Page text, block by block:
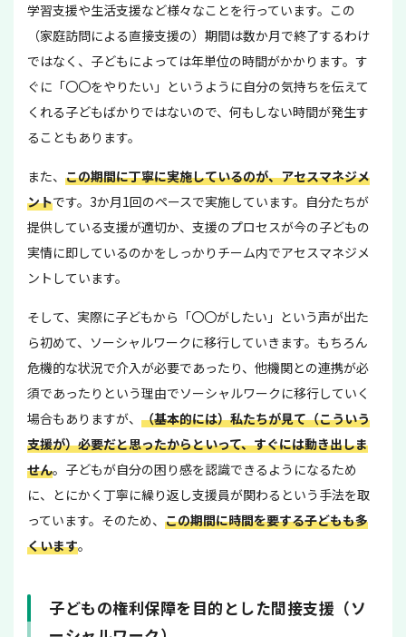
学習支援や生活支援など様々なことを行っています。この
（家庭訪問による直接支援の）期間は数か月で終了するわけ
ではなく、子どもによっては年単位の時間がかかります。す
ぐに「〇〇をやりたい」というように自分の気持ちを伝えて
くれる子どもばかりではないので、何もしない時間が発生す
ることもあります。
また、 この期間に丁寧に実施しているのが、アセスマネジメ
ントです。3か月1回のペースで実施しています。自分たちが
提供している支援が適切か、支援のプロセスが今の子どもの
実情に即しているのかをしっかりチーム内でアセスマネジメ
ントしています。
そして、実際に子どもから「〇〇がしたい」という声が出た
ら初めて、ソーシャルワークに移行していきます。もちろん
危機的な状況で介入が必要であったり、他機関との連携が必
須であったりという理由でソーシャルワークに移行していく
場合もありますが、 （基本的には）私たちが見て（こういう
支援が）必要だと思ったからといって、すぐには動き出しま
せん。子どもが自分の困り感を認識できるようになるため
に、とにかく丁寧に繰り返し支援員が関わるという手法を取
っています。そのため、 この期間に時間を要する子どもも多
くいます。
子どもの権利保障を目的とした間接支援（ソ